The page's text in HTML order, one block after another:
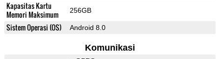
Kapasitas Kartu
Memori Maksimum
256GB
Sistem Operasi (OS) Android 8.0
Komunikasi